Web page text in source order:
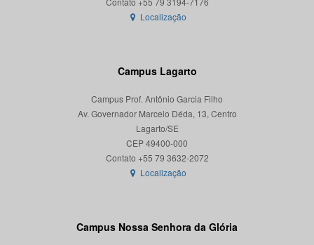
Localização
Campus Lagarto
Campus Prof. Antônio Garcia Filho
Av. Governador Marcelo Déda, 13, Centro
Lagarto/SE
CEP 49400-000
Localização
Campus Nossa Senhora da Glória